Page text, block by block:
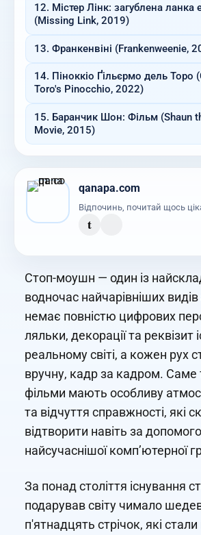
12. Містер Лінк: загублена ланка
(Missing Link, 2019)
13. Франкенвіні (Frankenweenie,
14. Піноккіо Ґільєрмо дель Торо
Toro's Pinocchio, 2022)
15. Баранчик Шон: Фільм (Shaun
Movie, 2015)
qanapa.com
Відпочинь, почитай щось
t
Стоп-моушн — один із
водночас найчарівніших видів
немає повністю цифрових
ляльки, декорації та реквізит
реальному світі, а кожен рух
вручну, кадр за кадром. Саме
фільми мають особливу
та відчуття справжності, які
відтворити навіть за
найсучаснішої комп’ютерної
За понад століття існування
подарував світу чимало
п'ятнадцять стрічок, які